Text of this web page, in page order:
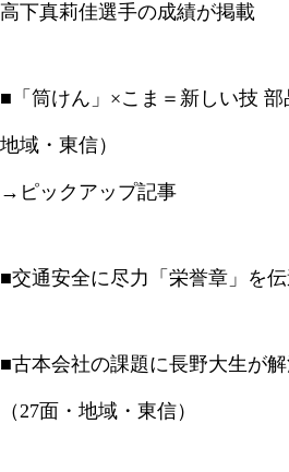
高下真莉佳選手の成績が掲載
■「筒けん」×こま＝新しい技
地域・東信）
→ピックアップ記事
■交通安全に尽力「栄誉章」を
■古本会社の課題に長野大生が
（27面・地域・東信）